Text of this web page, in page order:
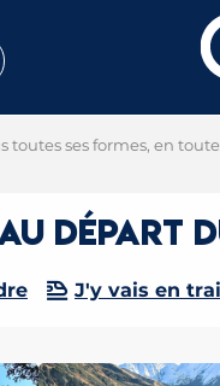
toutes ses formes, en
départ
J'y vais en